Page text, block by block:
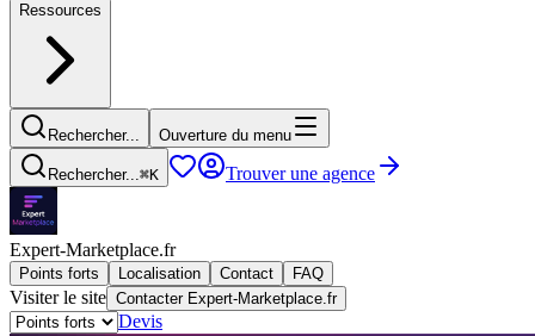
Ressources
Rechercher... Ouverture du menu
Rechercher...⌘K Trouver une agence
Expert-Marketplace.fr
Points forts Localisation Contact FAQ
Visiter le site Contacter Expert-Marketplace.fr
Devis